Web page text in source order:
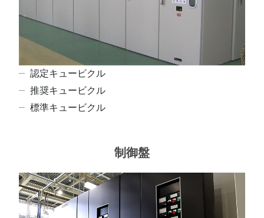
認定キュービクル
推奨キュービクル
標準キュービクル
制御盤